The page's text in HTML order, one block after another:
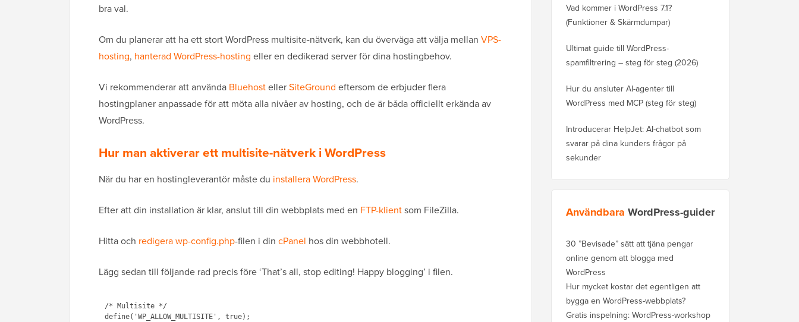
bra val.
Om du planerar att ha ett stort WordPress multisite-nätverk, kan du överväga att välja mellan VPS-
hosting, hanterad WordPress-hosting eller en dedikerad server för dina hostingbehov.
Vi rekommenderar att använda BluehostellerSiteGround eftersom de erbjuder flera
hostingplaner anpassade för att möta alla nivåer av hosting, och de är båda officiellt erkända av
WordPress.
Hur man aktiverar ett multisite-nätverk i WordPress
När du har en hostingleverantör måste du installera WordPress.
Efter att din installation är klar, anslut till din webbplats med en FTP-klientsom FileZilla.
Hitta och redigera wp-config.php-filen i din cPanel hos din webbhotell.
Lägg sedan till följande rad precis före ‘That’s all, stop editing! Happy blogging’ i filen.
/* Multisite */
Vad kommer i WordPress 7.1?
(Funktioner & Skärmdumpar)
Ultimat guide till WordPress-
spamfiltrering – steg för steg (2026)
Hur du ansluter AI-agenter till
WordPress med MCP (steg för steg)
Introducerar HelpJet: AI-chatbot som
svarar på dina kunders frågor på
sekunder
Användbara WordPress-guider
30 ”Bevisade” sätt att tjäna pengar
online genom att blogga med
WordPress
Hur mycket kostar det egentligen att
bygga en WordPress-webbplats?
Gratis inspelning: WordPress-workshop